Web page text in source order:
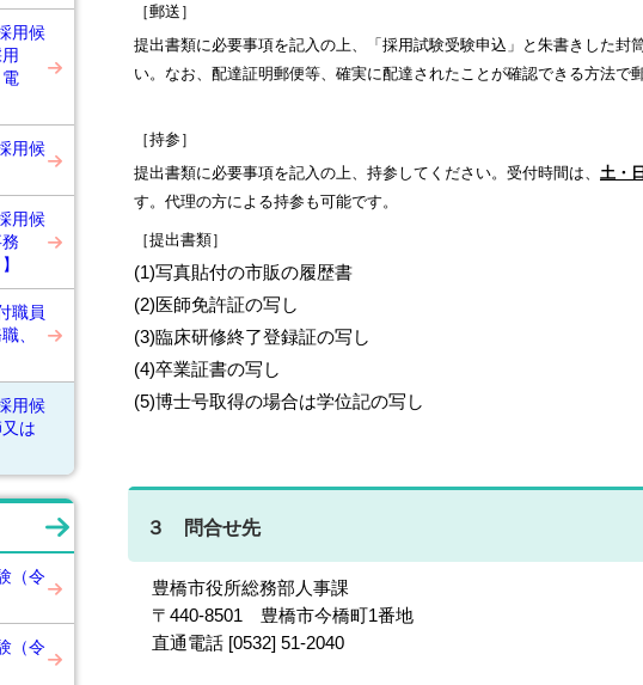
用候
用
用候
用候
職員
、
用候
は
（令
（令
［郵送］
提出書類に必要事項を記入の上、「採用試験受験申込」と朱書きした封
い。なお、配達証明郵便等、確実に配達されたことが確認できる方法で
［持参］
提出書類に必要事項を記入の上、持参してください。受付時間は、 土・
す。代理の方による持参も可能です。
［提出書類］
(1)写真貼付の市販の履歴書
(2)医師免許証の写し
(3)臨床研修終了登録証の写し
(4)卒業証書の写し
(5)博士号取得の場合は学位記の写し
３ 問合せ先
豊橋市役所総務部人事課
〒440-8501 豊橋市今橋町1番地
直通電話 [0532] 51-2040